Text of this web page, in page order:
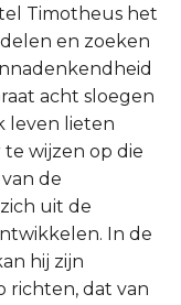
Timotheus het
en zoeken
acht sloegen
leven lieten
wijzen op die
de
uit de
In de
hij zijn
richten, dat van